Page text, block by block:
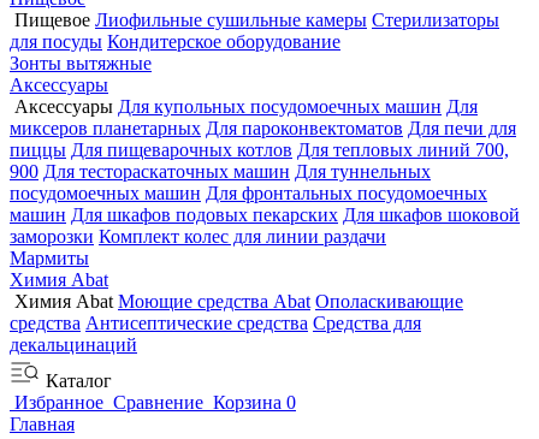
Пищевое Лиофильные сушильные камеры Стерилизаторы
для посуды Кондитерское оборудование
Зонты вытяжные
Аксессуары
Аксессуары Для купольных посудомоечных машин Для
миксеров планетарных Для пароконвектоматов Для печи для
пиццы Для пищеварочных котлов Для тепловых линий 700,
900 Для тестораскаточных машин Для туннельных
посудомоечных машин Для фронтальных посудомоечных
машин Для шкафов подовых пекарских Для шкафов шоковой
заморозки Комплект колес для линии раздачи
Мармиты
Химия Abat
Химия Abat Моющие средства Abat Ополаскивающие
средства Антисептические средства Средства для
декальцинаций
Каталог
Избранное Сравнение Корзина 0
Главная